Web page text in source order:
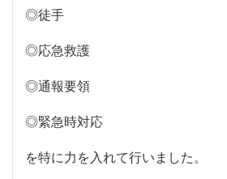
◎徒手
◎応急救護
◎通報要領
◎緊急時対応
を特に力を入れて行いました。